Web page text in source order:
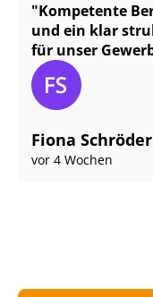
Kompetente
und ein klar
für unser
Fiona Schröder
vor 4 Wochen